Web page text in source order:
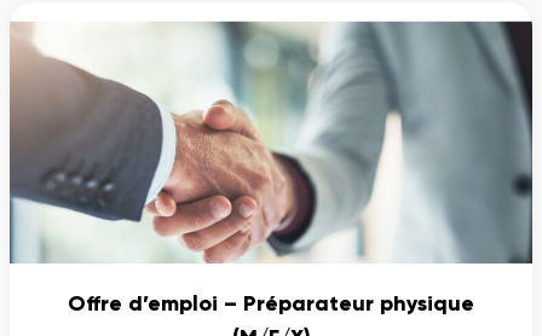
Offre d’emploi – Préparateur physique